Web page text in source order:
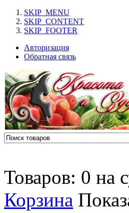
SKIP_MENU
SKIP_CONTENT
SKIP_FOOTER
Авторизация
Обратная связь
Товаров: 0 на
Корзина